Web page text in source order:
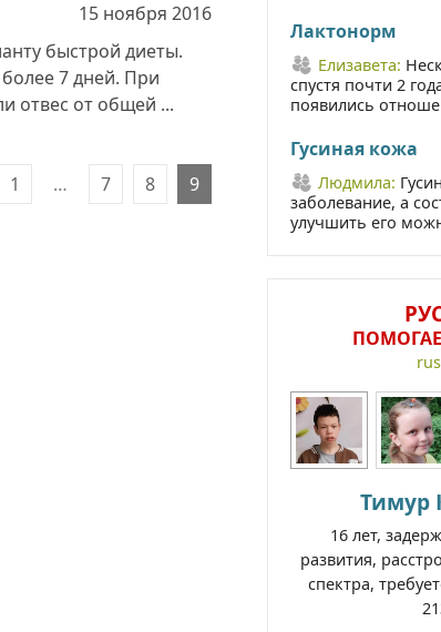
15 ноября 2016
быстрой диеты.
7 дней. При
отвес от общей ...
1 … 7 8 9
Лактонорм
Елизавета:
спустя почти 2
появились
Гусиная кожа
Людмила:
заболевание, а
улучшить его
Тимур
16 лет,
развития,
спектра,